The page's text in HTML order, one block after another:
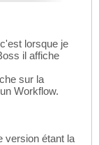
lorsque je
il affiche
sur la
Workflow.
version étant la